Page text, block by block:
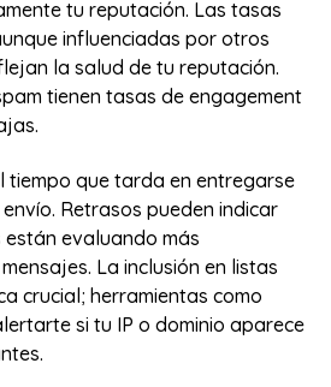
tu reputación. Las tasas
influenciadas por otros
la salud de tu reputación.
tienen tasas de engagement
tiempo que tarda en entregarse
Retrasos pueden indicar
evaluando más
La inclusión en listas
crucial; herramientas como
si tu IP o dominio aparece